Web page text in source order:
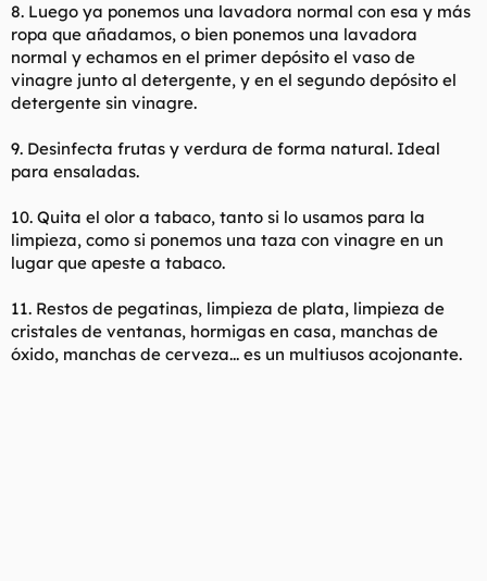
8. Luego ya ponemos una lavadora normal con esa y más
ropa que añadamos, o bien ponemos una lavadora
normal y echamos en el primer depósito el vaso de
vinagre junto al detergente, y en el segundo depósito el
detergente sin vinagre.
9. Desinfecta frutas y verdura de forma natural. Ideal
para ensaladas.
10. Quita el olor a tabaco, tanto si lo usamos para la
limpieza, como si ponemos una taza con vinagre en un
lugar que apeste a tabaco.
11. Restos de pegatinas, limpieza de plata, limpieza de
cristales de ventanas, hormigas en casa, manchas de
óxido, manchas de cerveza... es un multiusos acojonante.